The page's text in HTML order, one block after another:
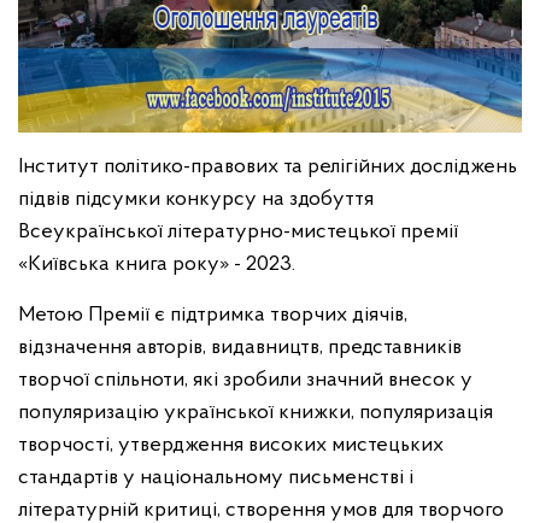
Інститут політико-правових та релігійних досліджень
підвів підсумки конкурсу на здобуття
Всеукраїнської літературно-мистецької премії
«Київська книга року» - 2023.
Метою Премії є підтримка творчих діячів,
відзначення авторів, видавництв, представників
творчої спільноти, які зробили значний внесок у
популяризацію української книжки, популяризація
творчості, утвердження високих мистецьких
стандартів у національному письменстві і
літературній критиці, створення умов для творчого